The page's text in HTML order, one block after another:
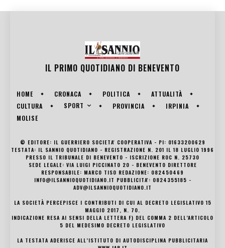
IL PRIMO QUOTIDIANO DI BENEVENTO
HOME CRONACA POLITICA
ATTUALITÀ
CULTURA
SPORT PROVINCIA
IRPINIA
MOLISE
© EDITORE: IL GUERRIERO SOCIETA' COOPERATIVA - PI: 01633200629
TESTATA: IL SANNIO QUOTIDIANO - REGISTRAZIONE N. 201 IL 18 LUGLIO 1996
PRESSO IL TRIBUNALE DI BENEVENTO - ISCRIZIONE ROC N. 25730
SEDE LEGALE: VIA LUIGI PICCINATO 20 - BENEVENTO DIRETTORE
RESPONSABILE: MARCO TISO REDAZIONE: 082450469
INFO@ILSANNIOQUOTIDIANO.IT PUBBLICITA': 0824355185 -
ADV@ILSANNIOQUOTIDIANO.IT
LA SOCIETÀ PERCEPISCE I CONTRIBUTI DI CUI AL DECRETO LEGISLATIVO 15
MAGGIO 2017, N. 70.
INDICAZIONE RESA AI SENSI DELLA LETTERA F) DEL COMMA 2 DELL’ARTICOLO
5 DEL MEDESIMO DECRETO LEGISLATIVO
LA TESTATA ADERISCE ALL’ISTITUTO DI AUTODISCIPLINA PUBBLICITARIA